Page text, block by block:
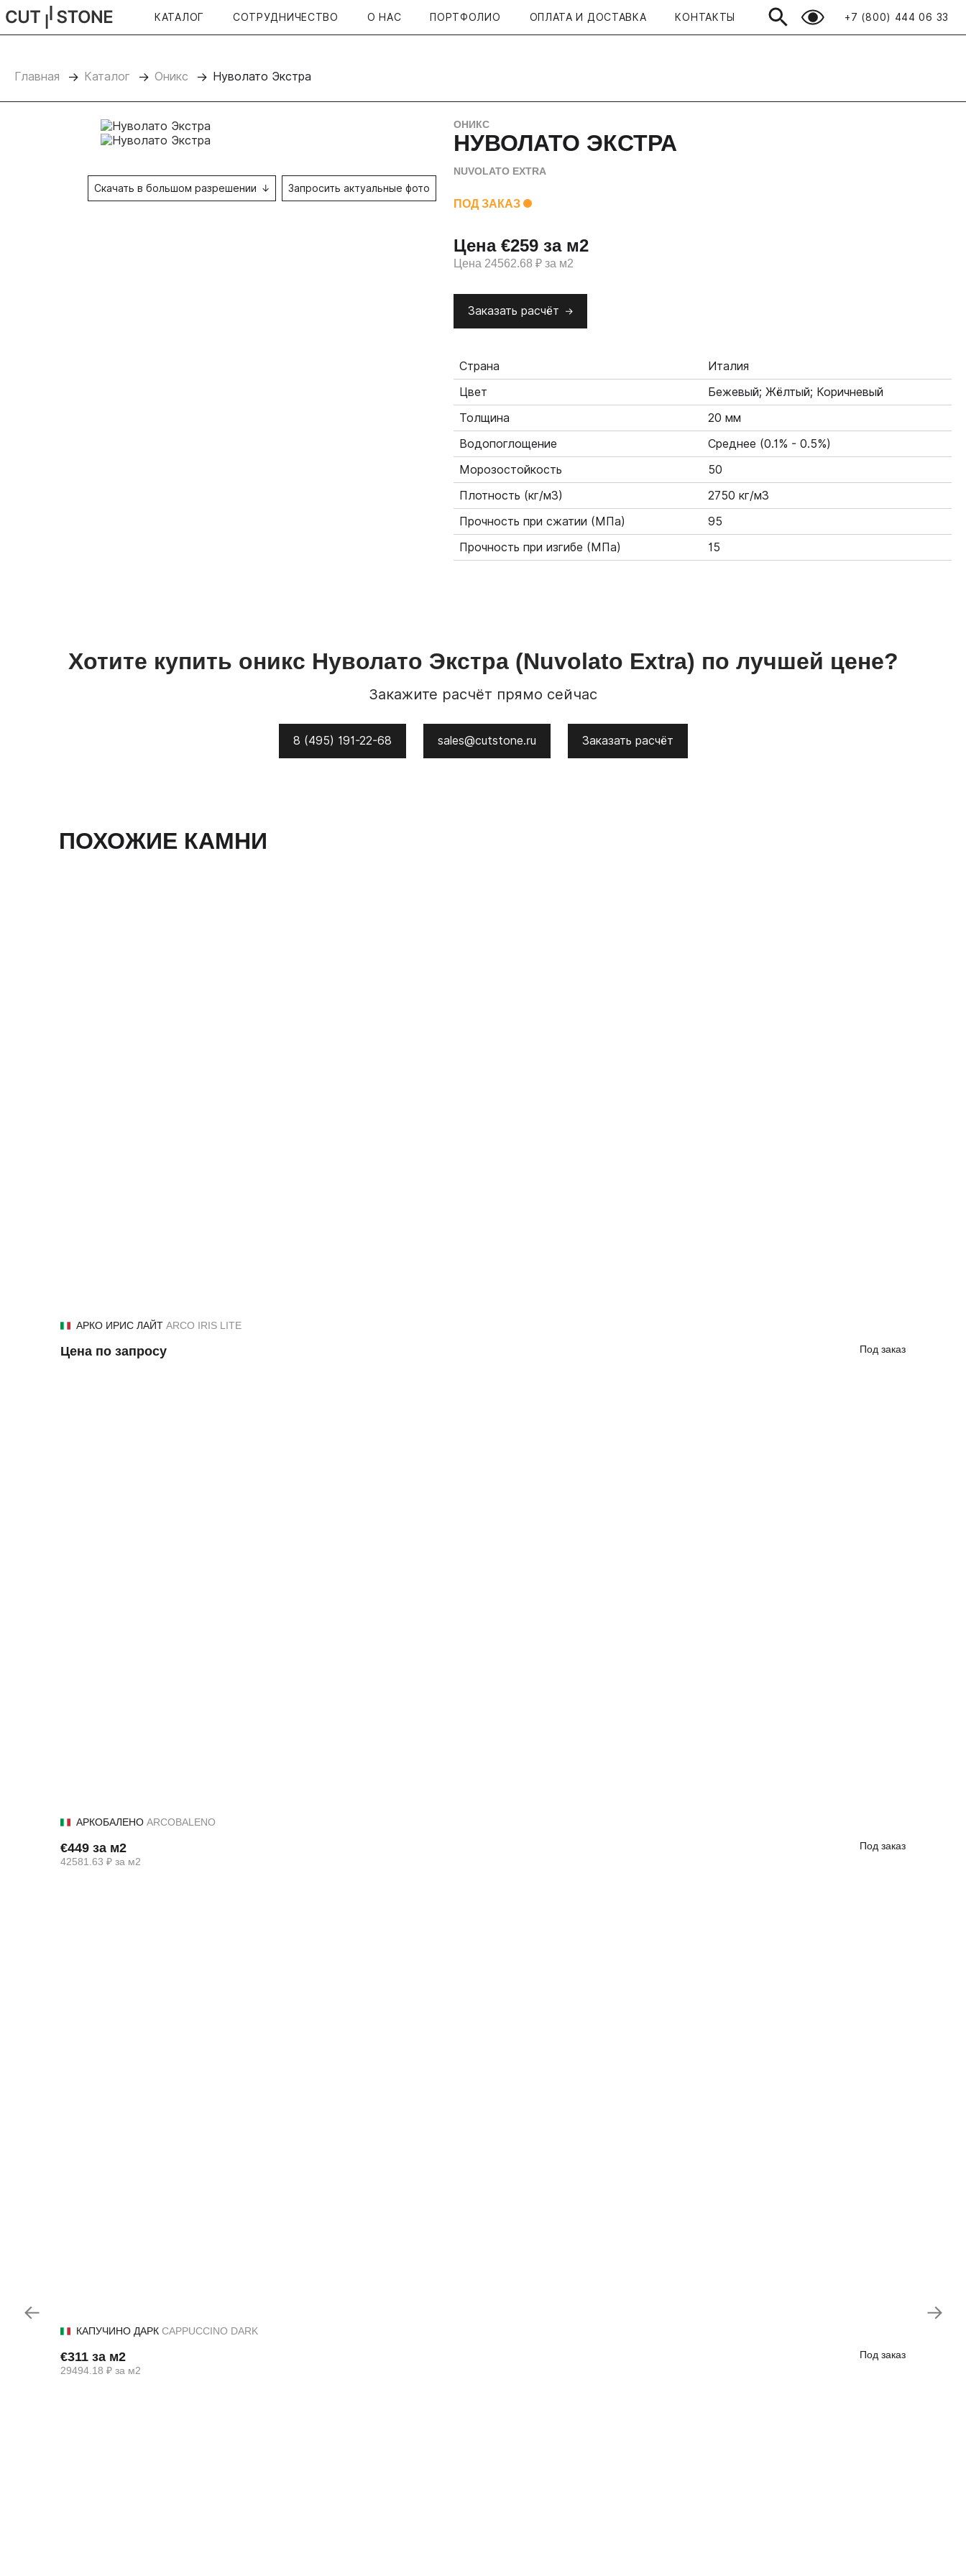
CUTSTONE КАТАЛОГ СОТРУДНИЧЕСТВО О НАС ПОРТФОЛИО ОПЛАТА И ДОСТАВКА КОНТАКТЫ Открыть поиск
Просмотренные+7 (800) 444 06 33
Главная Каталог Оникс Нуволато Экстра
Скачать в большом разрешении Запросить актуальные фото
ОНИКС
НУВОЛАТО ЭКСТРА
NUVOLATO EXTRA
ПОД ЗАКАЗ
Цена €259 за м2
Цена 24562.68 ₽ за м2
Заказать расчёт
Страна
Италия
Цвет
Бежевый; Жёлтый; Коричневый
Толщина
20 мм
Водопоглощение
Среднее (0.1% - 0.5%)
Морозостойкость
50
Плотность (кг/м3)
2750 кг/м3
Прочность при сжатии (МПа)
95
Прочность при изгибе (МПа)
15
Хотите купить оникс Нуволато Экстра (Nuvolato Extra) по лучшей цене?
Закажите расчёт прямо сейчас
8 (495) 191-22-68 sales@cutstone.ru Заказать расчёт
ПОХОЖИЕ КАМНИ
Назад
АРКО ИРИС ЛАЙТ ARCO IRIS LITE
Цена по запросу Под заказ
АРКОБАЛЕНО ARCOBALENO
€449 за м2
42581.63 ₽ за м2
Под заказ
КАПУЧИНО ДАРК CAPPUCCINO DARK
€311 за м2
29494.18 ₽ за м2
Под заказ